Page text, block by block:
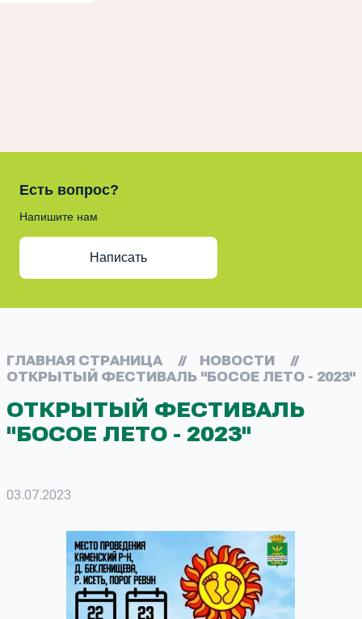
Есть вопрос?
Напишите нам
Написать
ГЛАВНАЯ СТРАНИЦА // НОВОСТИ
//
ОТКРЫТЫЙ ФЕСТИВАЛЬ "БОСОЕ ЛЕТО - 2023"
ОТКРЫТЫЙ ФЕСТИВАЛЬ
"БОСОЕ ЛЕТО - 2023"
03.07.2023